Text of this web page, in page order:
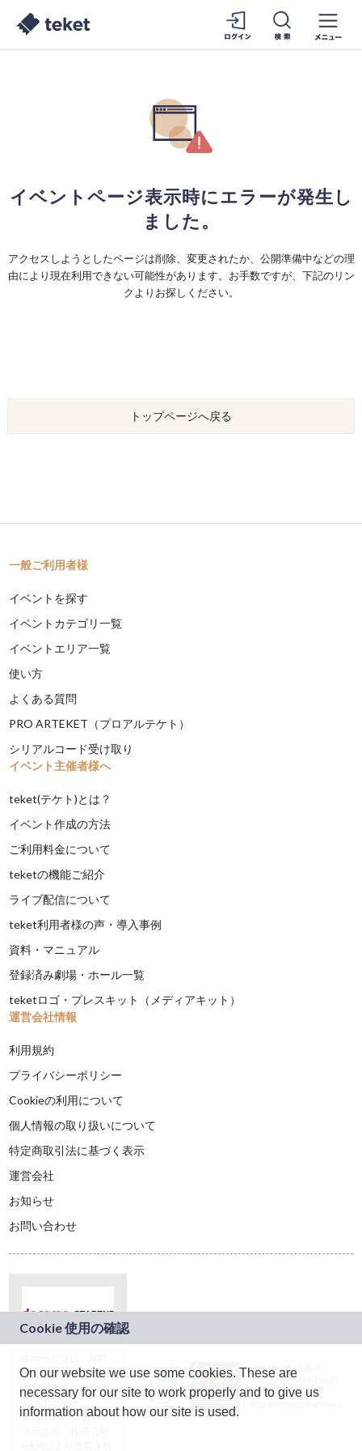
イベントページ表示時にエラーが発生し
ました。
アクセスしようとしたページは削除、変更されたか、公開準備中などの理
由により現在利用できない可能性があります。お手数ですが、下記のリン
クよりお探しください。
トップページへ戻る
一般ご利用者様
イベントを探す
イベントカテゴリ一覧
イベントエリア一覧
使い方
よくある質問
PRO ARTEKET（プロアルテケト）
シリアルコード受け取り
イベント主催者様へ
teket(テケト)とは？
イベント作成の方法
ご利用料金について
teketの機能ご紹介
ライブ配信について
teket利用者様の声・導入事例
資料・マニュアル
登録済み劇場・ホール一覧
teketロゴ・プレスキット（メディアキット）
運営会社情報
利用規約
プライバシーポリシー
Cookieの利用について
個人情報の取り扱いについて
特定商取引法に基づく表示
運営会社
お知らせ
お問い合わせ
ドコモグループの新
規事業創出プログラ
ム「docomo
STARTUP」を通じて
JASRAC許諾番号：
9024936001Y45037
JASRAC許諾番号：
On our website we use some cookies. These are
necessary for our site to work properly and to give us
information about how our site is used.